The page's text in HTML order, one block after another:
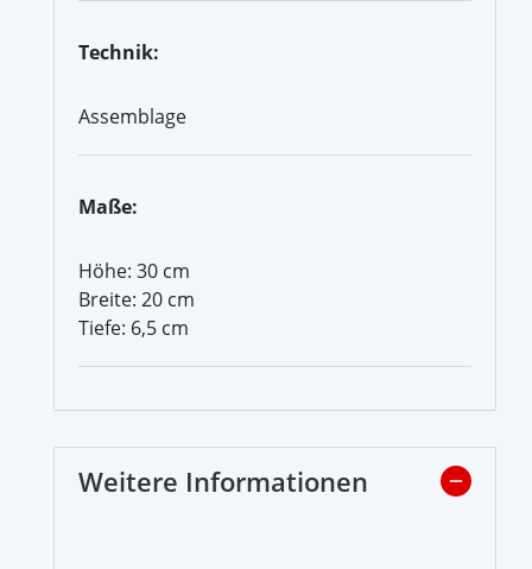
Technik:
Assemblage
Maße:
Höhe: 30 cm
Breite: 20 cm
Tiefe: 6,5 cm
Weitere Informationen